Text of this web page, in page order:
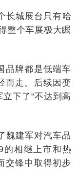
城展台只有哈
整个车展极大瞩
牌都是低端车
而走。后续因变
下了“不达到高
建军对汽车品
的相继上市和热
交锋中取得初步